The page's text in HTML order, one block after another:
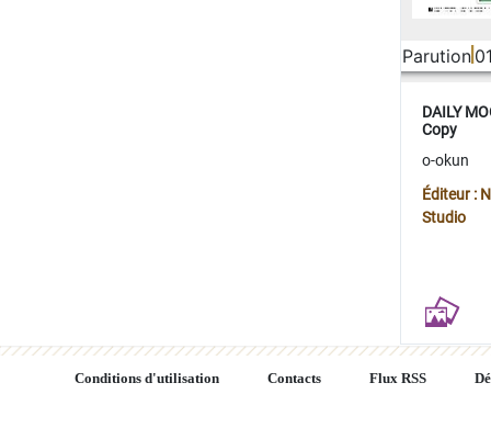
Parution
DAILY
Copy
o-okun
Éditeur :
Studio
Conditions d'utilisation Contacts Flux RSS